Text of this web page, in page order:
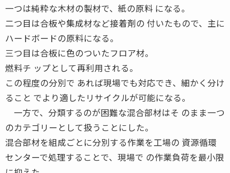
一つは純粋な木材の製材で、紙の原料 になる。
二つ目は合板や集成材など接着剤の 付いたもので、主に
ハードボードの原料になる。
三つ目は合板に色のついたフロア材。
燃料チ ップとして再利用される。
この程度の分別で あれば現場でも対応でき、細かく分け
ること でより適したリサイクルが可能になる。
一方で、分類するのが困難な混合部材はそ のまま一つ
のカテゴリーとして扱うことにした。
混合部材を組成ごとに分別する作業を工場の 資源循環
センターで処理することで、現場で の作業負荷を最小限